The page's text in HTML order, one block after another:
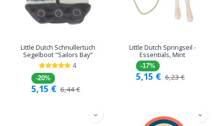
Little Dutch Schnullertuch
Segelboot "Sailors Bay"
4
-20%
5,15 € 6,44€
Little Dutch Springseil -
Essentials, Mint
-17%
5,15 € 6,23€